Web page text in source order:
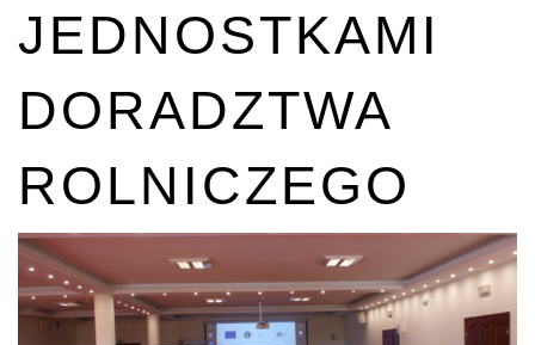
JEDNOSTKAMI
DORADZTWA
ROLNICZEGO